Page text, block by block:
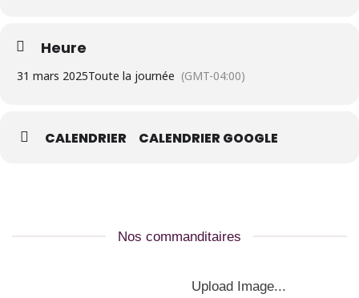
Heure
31 mars 2025Toute la journée (GMT-04:00)
CALENDRIER CALENDRIER GOOGLE
Nos commanditaires
Upload Image...